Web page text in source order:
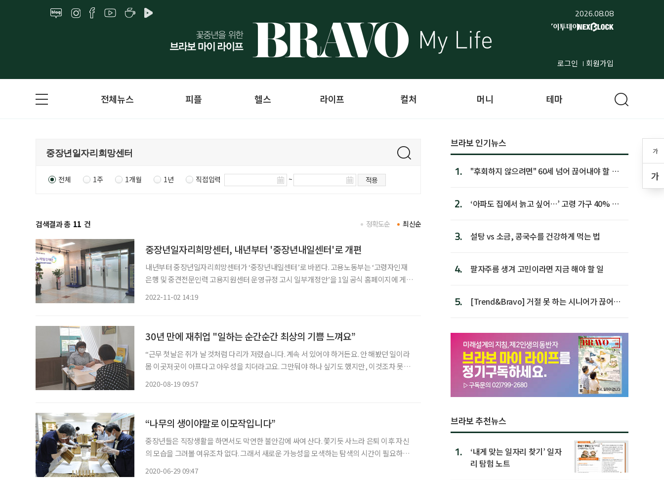
2026.08.08
로그인 회원가입
가
가
전체뉴스 피플 헬스 라이프 컬처 머니 테마
전체 1주 1개월 1년 직접입력 ~ 적용
검색결과 총 11 건 최신순
정확도순
중장년일자리희망센터, 내년부터 '중장년내일센터'로 개편
내년부터 중장년일자리희망센터가 ‘중장년내일센터’로 바뀐다. 고용노동부는 ‘고령자인재
은행 및 중견전문인력 고용지원센터 운영규정 고시 일부개정안’을 1일 공식 홈페이지에 게시
2022-11-02 14:19
30년 만에 재취업 "일하는 순간순간 최상의 기쁨 느껴요”
“근무 첫날은 쥐가 날 것처럼 다리가 저렸습니다. 계속 서 있어야 하거든요. 안 해봤던 일이라
몸 이곳저곳이 아프다고 아우성을 치더라고요. 그만둬야 하나 싶기도 했지만, 이것조차 못하
2020-08-19 09:57
“나무의 생이야말로 이모작입니다”
중장년들은 직장생활을 하면서도 막연한 불안감에 싸여 산다. 쫓기듯 사느라 은퇴 이후 자신
의 모습을 그려볼 여유조차 없다. 그래서 새로운 가능성을 모색하는 탐색의 시간이 필요하다.
2020-06-29 09:47
브라보 인기뉴스
1.
"후회하지 않으려면" 60세 넘어 끊어내야 할 사
2.
‘아파도 집에서 늙고 싶어…’ 고령 가구 40% 노
3. 설탕 vs 소금, 콩국수를 건강하게 먹는 법
4. 팔자주름 생겨 고민이라면 지금 해야 할 일
5.
[Trend&Bravo] 거절 못 하는 시니어가 끊어야
브라보 추천뉴스
1.
‘내게 맞는 일자리 찾기’ 일자
리 탐험 노트